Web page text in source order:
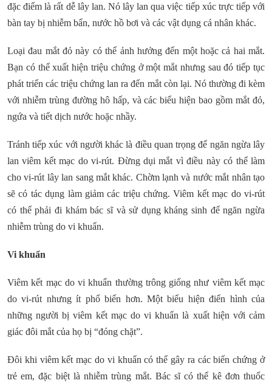
đặc điểm là rất dễ lây lan. Nó lây lan qua việc tiếp xúc trực tiếp với
bàn tay bị nhiễm bẩn, nước hồ bơi và các vật dụng cá nhân khác.
Loại đau mắt đỏ này có thể ảnh hưởng đến một hoặc cả hai mắt.
Bạn có thể xuất hiện triệu chứng ở một mắt nhưng sau đó tiếp tục
phát triển các triệu chứng lan ra đến mắt còn lại. Nó thường đi kèm
với nhiễm trùng đường hô hấp, và các biểu hiện bao gồm mắt đỏ,
ngứa và tiết dịch nước hoặc nhầy.
Tránh tiếp xúc với người khác là điều quan trọng để ngăn ngừa lây
lan viêm kết mạc do vi-rút. Đừng dụi mắt vì điều này có thể làm
cho vi-rút lây lan sang mắt khác. Chờm lạnh và nước mắt nhân tạo
sẽ có tác dụng làm giảm các triệu chứng. Viêm kết mạc do vi-rút
có thể phải đi khám bác sĩ và sử dụng kháng sinh để ngăn ngừa
nhiễm trùng do vi khuẩn.
Vi khuẩn
Viêm kết mạc do vi khuẩn thường trông giống như viêm kết mạc
do vi-rút nhưng ít phổ biến hơn. Một biểu hiện điển hình của
những người bị viêm kết mạc do vi khuẩn là xuất hiện với cảm
giác đôi mắt của họ bị “đóng chặt”.
Đôi khi viêm kết mạc do vi khuẩn có thể gây ra các biến chứng ở
trẻ em, đặc biệt là nhiễm trùng mắt. Bác sĩ có thể kê đơn thuốc